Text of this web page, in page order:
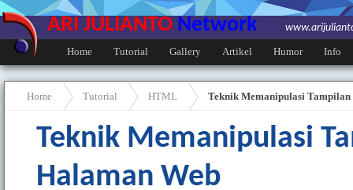
ARI JULIANTO Network
Home
Tutorial Gallery Artikel Humor Info
Home Tutorial HTML Teknik Memanipulasi
Teknik Memanipulasi
Halaman Web